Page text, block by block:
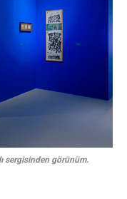
sergisinden görünüm.